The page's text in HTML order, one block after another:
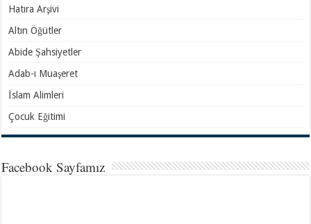
Hatıra Arşivi
Altın Öğütler
Abide Şahsiyetler
Adab-ı Muaşeret
İslam Alimleri
Çocuk Eğitimi
Facebook Sayfamız